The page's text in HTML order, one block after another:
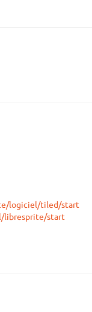
logiciel/tiled/start
libresprite/start